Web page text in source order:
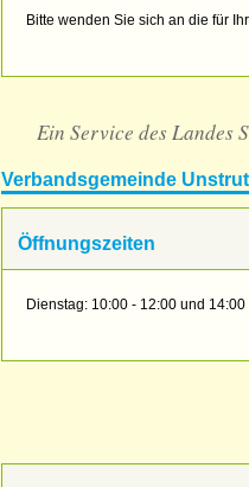
Bitte wenden Sie sich an die für
Ein Service des Landes
Verbandsgemeinde
Öffnungszeiten
Dienstag: 10:00 - 12:00 und 14:00